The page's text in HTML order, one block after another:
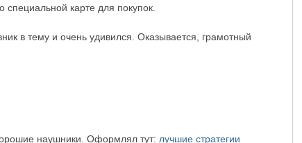
карте для покупок.
в тему и очень удивился. Оказывается, грамотный
наушники. Оформлял тут: лучшие стратегии